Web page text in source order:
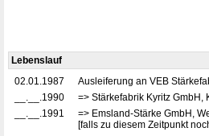
Lebenslauf
02.01.1987
Ausleiferung an VEB
__.__.1990
=> Stärkefabrik Kyritz GmbH,
__.__.1991
=> Emsland-Stärke GmbH,
[falls zu diesem Zeitpunkt